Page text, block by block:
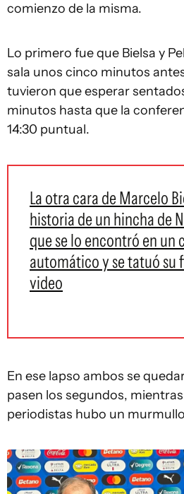
comienzo de la misma.
Lo primero fue que Bielsa y
sala unos cinco minutos
tuvieron que esperar
minutos hasta que la
14:30 puntual.
La otra cara de Marcelo
historia de un hincha de
que se lo encontró en un
automático y se tatuó su
video
En ese lapso ambos se
pasen los segundos,
periodistas hubo un